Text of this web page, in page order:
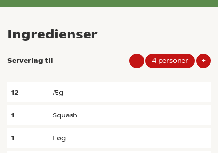
Ingredienser
Servering til - 4 personer +
12 æg
1 squash
1 løg